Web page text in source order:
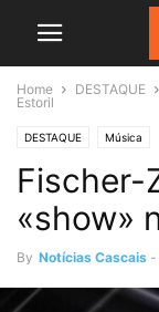
Home DESTAQUE
Estoril
DESTAQUE Música
Fischer-
«show»
By Notícias Cascais -